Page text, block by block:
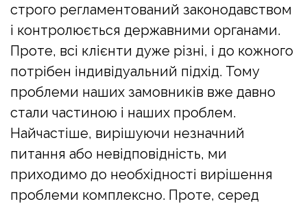
строго регламентований законодавством
і контролюється державними органами.
Проте, всі клієнти дуже різні, і до кожного
потрібен індивідуальний підхід. Тому
проблеми наших замовників вже давно
стали частиною і наших проблем.
Найчастіше, вирішуючи незначний
питання або невідповідність, ми
приходимо до необхідності вирішення
проблеми комплексно. Проте, серед